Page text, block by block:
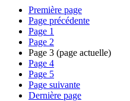
Première page
Page précédente
Page 1
Page 2
Page 3 (page actuelle)
Page 4
Page 5
Page suivante
Dernière page